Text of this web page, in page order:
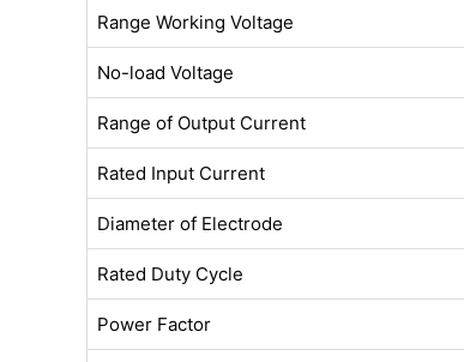
Range Working Voltage
No-load Voltage
Range of Output Current
Rated Input Current
Diameter of Electrode
Rated Duty Cycle
Power Factor